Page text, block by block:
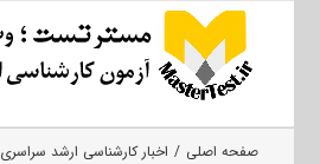
صفحه اصلی اخبار کارشناسی ارشد سراسری